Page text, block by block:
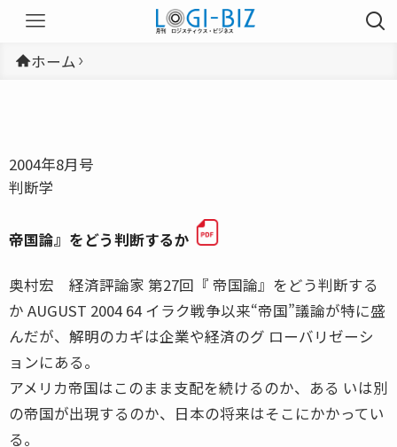
ホーム
2004年8月号
判断学
帝国論』をどう判断するか
奥村宏 経済評論家 第27回『 帝国論』をどう判断する
か AUGUST 2004 64 イラク戦争以来“帝国”議論が特に盛
んだが、解明のカギは企業や経済のグ ローバリゼーシ
ョンにある。
アメリカ帝国はこのまま支配を続けるのか、ある いは別
の帝国が出現するのか、日本の将来はそこにかかってい
る。